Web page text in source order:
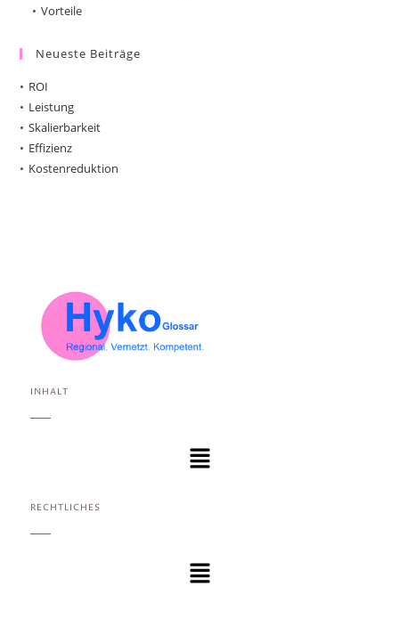
Vorteile
Neueste Beiträge
ROI
Leistung
Skalierbarkeit
Effizienz
Kostenreduktion
INHALT
RECHTLICHES